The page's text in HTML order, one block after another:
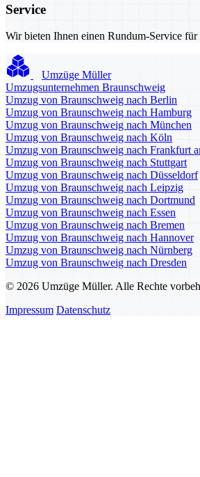
Service
Wir bieten Ihnen einen Rundum-Service
Umzüge Müller
Umzugsunternehmen Braunschweig
Umzug von Braunschweig nach Berlin
Umzug von Braunschweig nach Hamburg
Umzug von Braunschweig nach München
Umzug von Braunschweig nach Köln
Umzug von Braunschweig nach Frankfurt
Umzug von Braunschweig nach Stuttgart
Umzug von Braunschweig nach Düsseldorf
Umzug von Braunschweig nach Leipzig
Umzug von Braunschweig nach Dortmund
Umzug von Braunschweig nach Essen
Umzug von Braunschweig nach Bremen
Umzug von Braunschweig nach Hannover
Umzug von Braunschweig nach Nürnberg
Umzug von Braunschweig nach Dresden
© 2026 Umzüge Müller. Alle Rechte
Impressum Datenschutz